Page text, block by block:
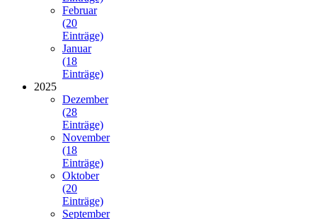
Februar
(20
Einträge)
Januar
(18
Einträge)
2025
Dezember
(28
Einträge)
November
(18
Einträge)
Oktober
(20
Einträge)
September